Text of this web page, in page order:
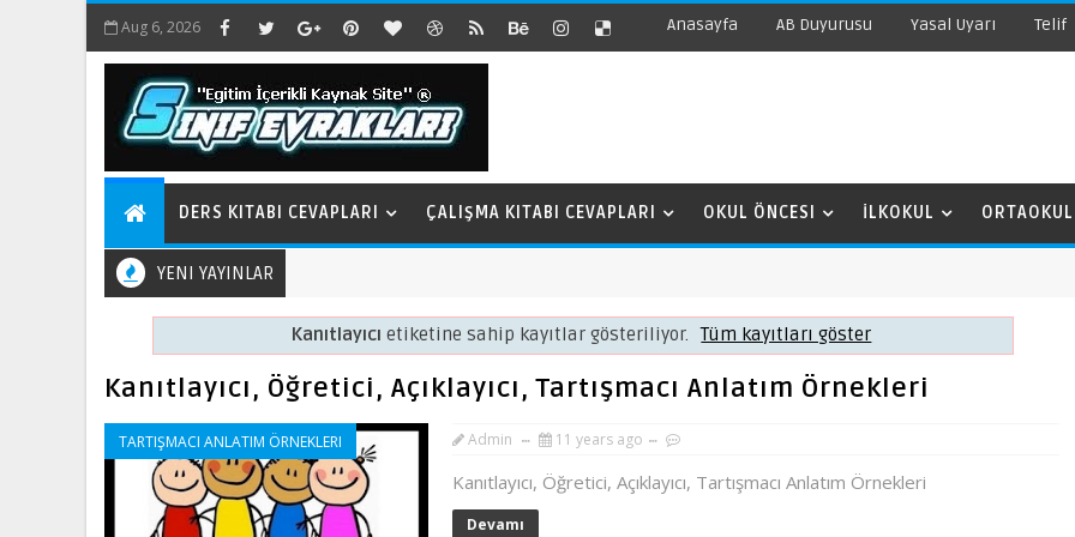
Aug 6, 2026 Anasayfa AB Duyurusu Yasal Uyarı Telif
DERS KITABI CEVAPLARI ÇALIŞMA KITABI CEVAPLARI OKUL ÖNCESI İLKOKUL ORTAOKUL
YENI YAYINLAR
Kanıtlayıcı etiketine sahip kayıtlar gösteriliyor. Tüm kayıtları göster
Kanıtlayıcı, Öğretici, Açıklayıcı, Tartışmacı Anlatım Örnekleri
TARTIŞMACI ANLATIM ÖRNEKLERI Admin 11 years ago
Kanıtlayıcı, Öğretici, Açıklayıcı, Tartışmacı Anlatım Örnekleri
Devamı